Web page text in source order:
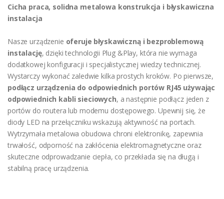
Cicha praca, solidna metalowa konstrukcja i błyskawiczna
instalacja
Nasze urządzenie oferuje błyskawiczną i bezproblemową
instalację, dzięki technologii Plug &Play, która nie wymaga
dodatkowej konfiguracji i specjalistycznej wiedzy technicznej.
Wystarczy wykonać zaledwie kilka prostych kroków. Po pierwsze,
podłącz urządzenia do odpowiednich portów RJ45 używając
odpowiednich kabli sieciowych, a następnie podłącz jeden z
portów do routera lub modemu dostępowego. Upewnij się, że
diody LED na przełączniku wskazują aktywność na portach.
Wytrzymała metalowa obudowa chroni elektronikę, zapewnia
trwałość, odporność na zakłócenia elektromagnetyczne oraz
skuteczne odprowadzanie ciepła, co przekłada się na długą i
stabilną pracę urządzenia.